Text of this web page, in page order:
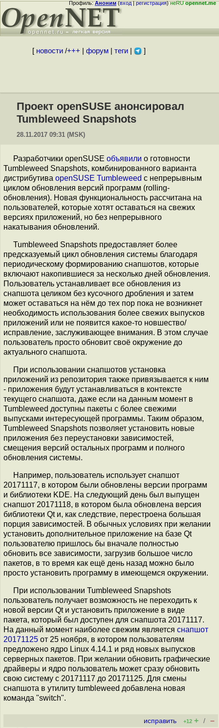
Профиль:Аноним(вход|регистрация)неRUopennet.me
[ новости/+++ форум| теги| ]
Проект openSUSE анонсировал
Tumbleweed Snapshots
28.11.2017 09:31 (MSK)
Разработчики openSUSE объявили о готовности
Tumbleweed Snapshots, комбинированного варианта
дистрибутива openSUSE Tumbleweed с непрерывным
циклом обновления версий программ (rolling-
обновления). Новая функциональность рассчитана на
пользователей, которые хотят оставаться на свежих
версиях приложений, но без непрерывного
накатывания обновлений.
Tumbleweed Snapshots предоставляет более
предсказуемый цикл обновления системы благодаря
периодическому формированию снапшотов, которые
включают накопившиеся за несколько дней обновления.
Пользователь устанавливает все обновления из
снапшота целиком без кусочного дробления и затем
может оставаться на нём до тех пор пока не возникнет
необходимость использования более свежих выпусков
приложений или не появится какое-то новшество/
исправление, заслуживающее внимания. В этом случае
пользователь просто обновит своё окружение до
актуального снапшота.
При использовании снапшотов установка
приложений из репозитория также привязывается к ним
- приложения будут устанавливаться в контексте
текущего снапшота, даже если на данным момент в
Tumbleweed доступны пакеты с более свежими
выпусками интересующей программы. Таким образом,
Tumbleweed Snapshots позволяет установить новые
приложения без переустановки зависимостей,
смещения версий остальных программ и полного
обновления системы.
Например, пользователь использует снапшот
20171117, в котором были обновлены версии программ
и библиотеки KDE. На следующий день был выпущен
снапшот 20171118, в котором была обновлена версия
библиотеки Qt и, как следствие, перестроена большая
порция зависимостей. В обычных условиях при желании
установить дополнительное приложение на базе Qt
пользователю пришлось бы вначале полностью
обновить все зависимости, загрузив большое число
пакетов, в то время как ещё день назад можно было
просто установить программу в имеющемся окружении.
При использовании Tumbleweed Snapshots
пользователь получает возможность не переходить к
новой версии Qt и установить приложение в виде
пакета, который был доступен для снапшота 20171117.
На данный момент наиболее свежим является снапшот
20171125 от 25 ноября, в котором пользователям
предложено ядро Linux 4.14.1 и ряд новых выпусков
серверных пакетов. При желании обновить графические
драйверы и ядро пользователь может сразу обновить
свою систему с 20171117 до 20171125. Для смены
снапшота в утилиту tumbleweed добавлена новая
команда "switch".
исправить +12 + / –